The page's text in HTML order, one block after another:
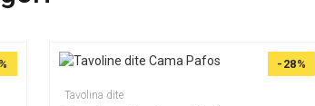
-28%
Tavolina dite